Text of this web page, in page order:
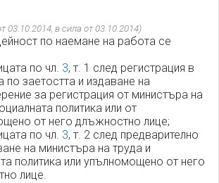
03.10.2014, в сила от 03.10.2014)
по наемане на работа се
по чл. 3, т. 1 след регистрация в
по заетостта и издаване на
за регистрация от министъра на
политика или от
от него длъжностно лице;
по чл. 3, т. 2 след предварително
на министъра на труда и
политика или упълномощено от него
лице.